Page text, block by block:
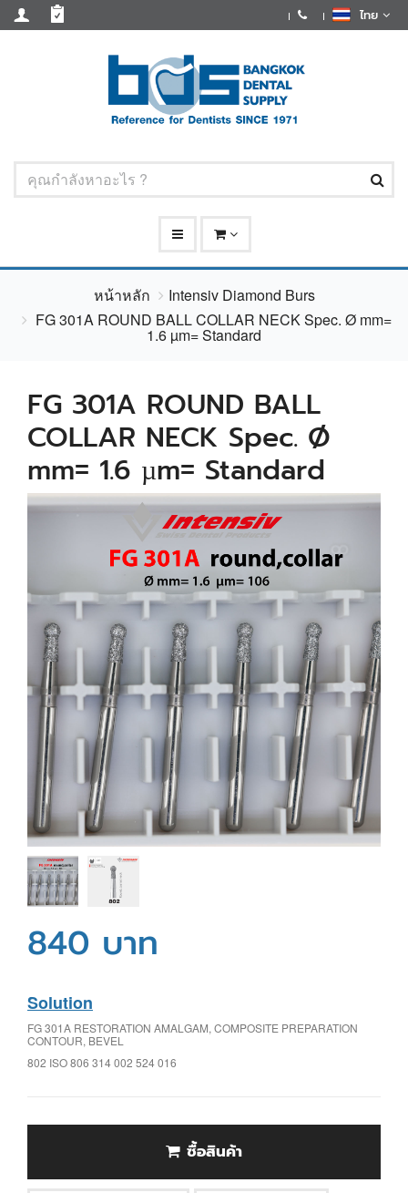
ไทย
หน้าหลัก
Intensiv Diamond Burs
FG 301A ROUND BALL COLLAR NECK Spec. Ø mm=
1.6 µm= Standard
FG 301A ROUND BALL
COLLAR NECK Spec. Ø
mm= 1.6 µm= Standard
840 บาท
Solution
FG 301A RESTORATION AMALGAM, COMPOSITE PREPARATION
CONTOUR, BEVEL
802 ISO 806 314 002 524 016
ซื้อสินค้า